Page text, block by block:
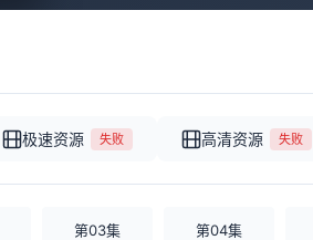
极速资源 失败 高清资源 失败
第03集 第04集